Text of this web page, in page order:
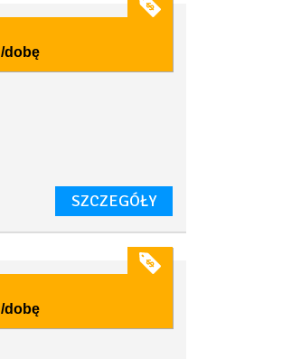
/dobę
SZCZEGÓŁY
/dobę